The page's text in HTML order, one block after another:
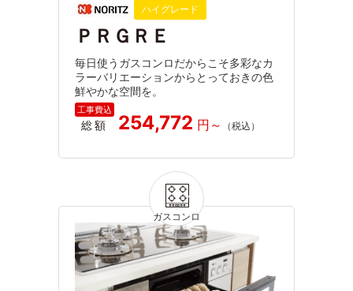
ハイグレード
ＰＲＧＲＥ
毎日使うガスコンロだからこそ多彩なカ
ラーバリエーションからとっておきの色
鮮やかな空間を。
総額 254,772